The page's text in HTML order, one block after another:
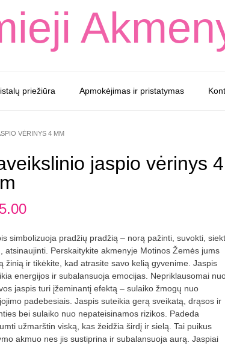
priežiūra Apmokėjimas ir pristatymas
VĖRINYS 4 MM
jaspio vėrinys 4
simbolizuoja pradžių pradžią – norą pažinti, suvokti,
atsinaujinti. Perskaitykite akmenyje Motinos Žemės jums
žinią ir tikėkite, kad atrasite savo kelią gyvenime. Jaspis
energijos ir subalansuoja emocijas. Nepriklausomai
jaspis turi įžeminantį efektą – sulaiko žmogų nuo
padebesiais. Jaspis suteikia gerą sveikatą, drąsos ir
bei sulaiko nuo nepateisinamos rizikos. Padeda
užmarštin viską, kas žeidžia širdį ir sielą. Tai puikus
akmuo nes jis sustiprina ir subalansuoja aurą. Jaspiai